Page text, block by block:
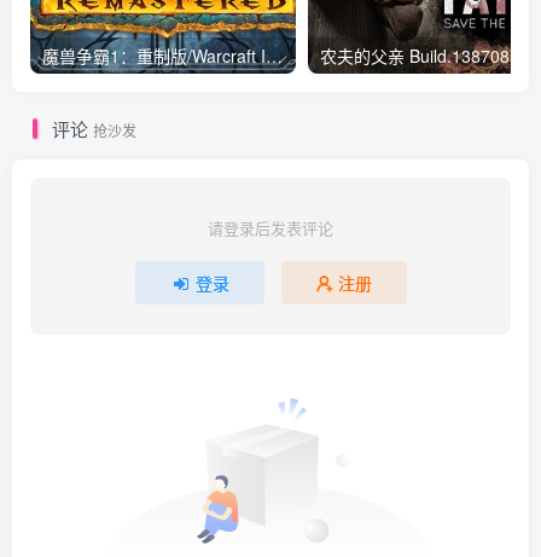
魔兽争霸1：重制版/Warcraft I Remastered v1.0.0.2137|即时战略|容量681MB|免安装绿色中文版
评论 抢沙发
请登录后发表评论
登录 注册